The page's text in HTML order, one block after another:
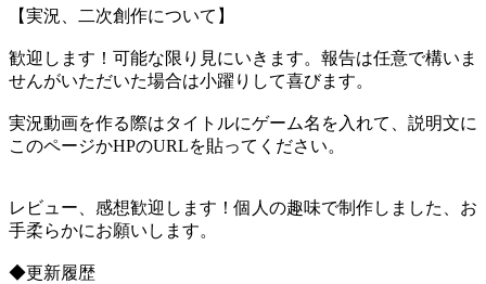
【実況、二次創作について】
歓迎します！可能な限り見にいきます。報告は任意で構いま
せんがいただいた場合は小躍りして喜びます。
実況動画を作る際はタイトルにゲーム名を入れて、説明文に
このページかHPのURLを貼ってください。
レビュー、感想歓迎します！個人の趣味で制作しました、お
手柔らかにお願いします。
◆更新履歴